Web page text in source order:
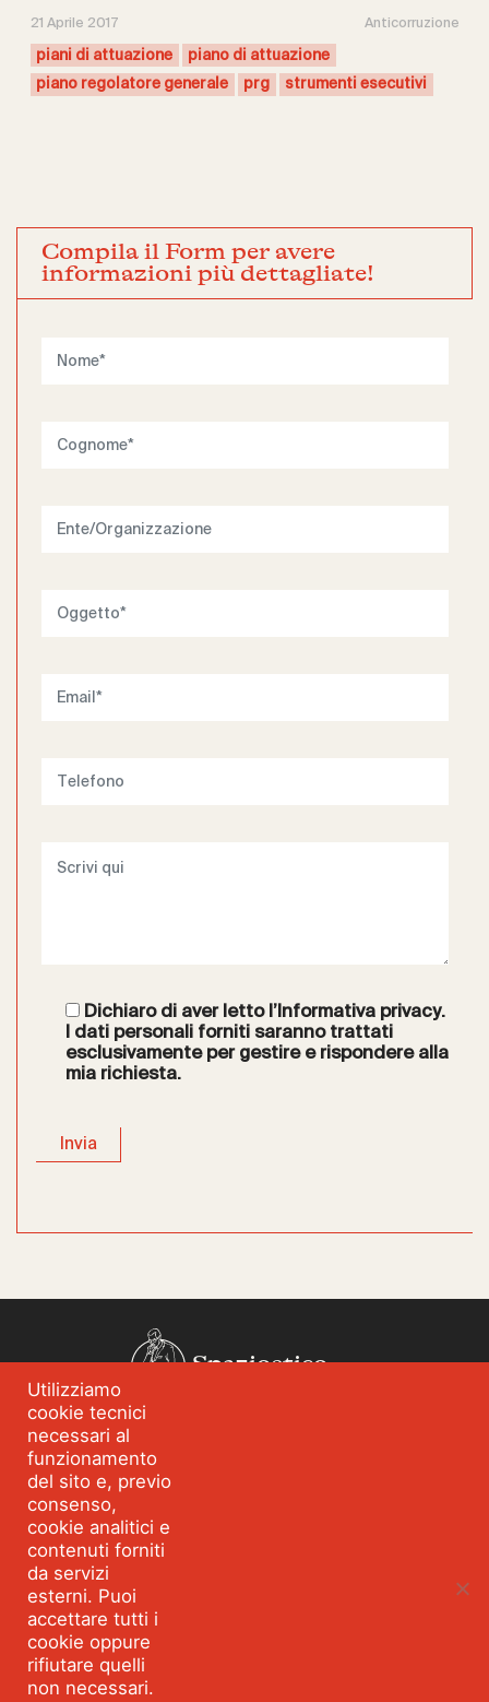
21 Aprile 2017 Anticorruzione
piani di attuazione
piano di attuazione
piano regolatore generale
prg strumenti esecutivi
Compila il Form per avere
informazioni più dettagliate!
Dichiaro di aver letto l’Informativa privacy.
I dati personali forniti saranno trattati
esclusivamente per gestire e rispondere alla
mia richiesta.
Spazioetico
Chi siamo
Blog
Servizi
Strumenti e percorsi
Parla con Spazioetico
Seguici: Facebook
Utilizziamo
cookie tecnici
necessari al
funzionamento
del sito e, previo
consenso,
cookie analitici e
contenuti forniti
da servizi
esterni. Puoi
accettare tutti i
cookie oppure
rifiutare quelli
non necessari.